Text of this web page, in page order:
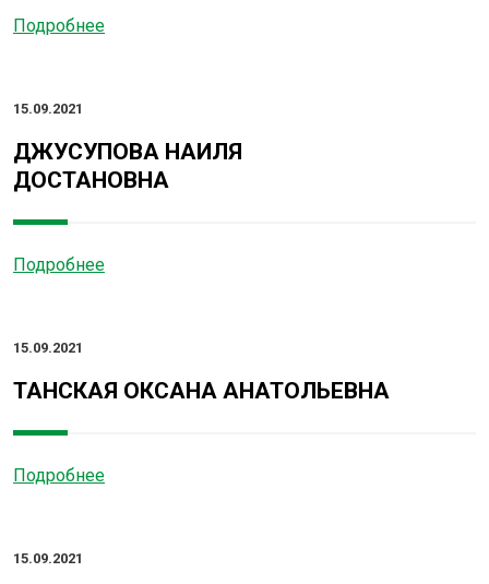
Подробнее
15.09.2021
ДЖУСУПОВА НАИЛЯ
ДОСТАНОВНА
Подробнее
15.09.2021
ТАНСКАЯ ОКСАНА АНАТОЛЬЕВНА
Подробнее
15.09.2021